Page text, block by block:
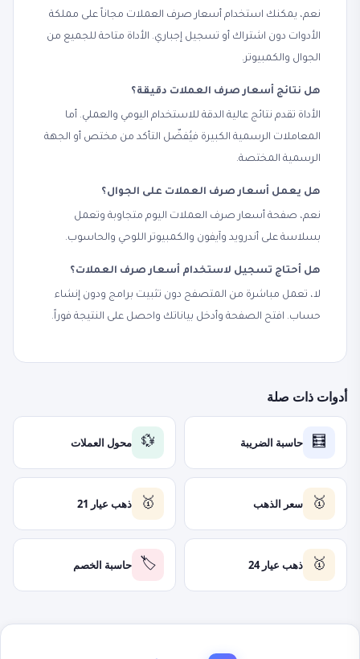
نعم، يمكنك استخدام أسعار صرف العملات مجاناً على مملكة
الأدوات دون اشتراك أو تسجيل إجباري. الأداة متاحة للجميع من
الجوال والكمبيوتر.
هل نتائج أسعار صرف العملات دقيقة؟
الأداة تقدم نتائج عالية الدقة للاستخدام اليومي والعملي. أما
المعاملات الرسمية الكبيرة فيُفضّل التأكد من مختص أو الجهة
الرسمية المختصة.
هل يعمل أسعار صرف العملات على الجوال؟
نعم، صفحة أسعار صرف العملات اليوم متجاوبة وتعمل
بسلاسة على أندرويد وآيفون والكمبيوتر اللوحي والحاسوب.
هل أحتاج تسجيل لاستخدام أسعار صرف العملات؟
لا، تعمل مباشرة من المتصفح دون تثبيت برامج ودون إنشاء
حساب. افتح الصفحة وأدخل بياناتك واحصل على النتيجة فوراً.
أدوات ذات صلة
🧮 حاسبة الضريبة 💱 محول العملات
🥇 سعر الذهب 🥇 ذهب عيار 21
🥇 ذهب عيار 24 🏷️ حاسبة الخصم